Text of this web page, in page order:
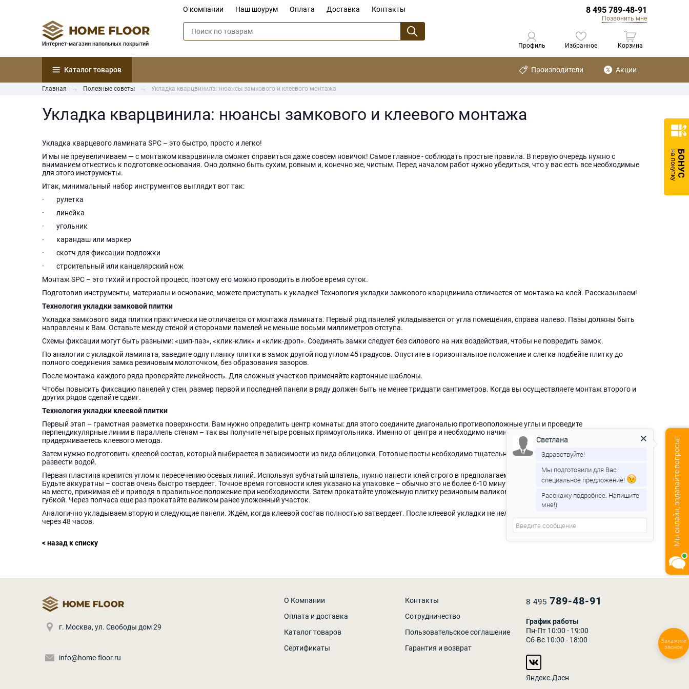
БОНУС
на покупку
О компании Наш шоурум Оплата Доставка Контакты 8 495 789-48-91
Позвонить мне
Интернет-магазин напольных покрытий Профиль Избранное Корзина
Каталог товаров Производители Акции
Главная Полезные советы Укладка кварцвинила: нюансы замкового и клеевого монтажа
Укладка кварцвинила: нюансы замкового и клеевого монтажа
Укладка кварцевого ламината SPC – это быстро, просто и легко!
И мы не преувеличиваем — с монтажом кварцвинила сможет справиться даже совсем новичок! Самое главное - соблюдать простые правила. В первую очередь нужно с
вниманием отнестись к подготовке основания. Оно должно быть сухим, ровным и, конечно же, чистым. Перед началом работ нужно убедиться, что у вас есть все необходимые
для этого инструменты.
Итак, минимальный набор инструментов выглядит вот так:
· рулетка
· линейка
· угольник
· карандаш или маркер
· скотч для фиксации подложки
· строительный или канцелярский нож
Монтаж SPC – это тихий и простой процесс, поэтому его можно проводить в любое время суток.
Подготовив инструменты, материалы и основание, можете приступать к укладке! Технология укладки замкового кварцвинила отличается от монтажа на клей. Рассказываем!
Технология укладки замковой плитки
Укладка замкового вида плитки практически не отличается от монтажа ламината. Первый ряд панелей укладывается от угла помещения, справа налево. Пазы должны быть
направлены к Вам. Оставьте между стеной и сторонами ламелей не меньше восьми миллиметров отступа.
Схемы фиксации могут быть разными: «шип-паз», «клик-клик» и «клик-дроп». Соединять замки следует без силового на них воздействия, чтобы не повредить замок.
По аналогии с укладкой ламината, заведите одну планку плитки в замок другой под углом 45 градусов. Опустите в горизонтальное положение и слегка подбейте плитку до
полного соединения замка резиновым молоточком, без образования зазоров.
После монтажа каждого ряда проверяйте линейность. Для сложных участков применяйте картонные шаблоны.
Чтобы повысить фиксацию панелей у стен, размер первой и последней панели в ряду должен быть не менее тридцати сантиметров. Когда вы осуществляете монтаж второго и
других рядов сделайте сдвиг.
Технология укладки клеевой плитки
Первый этап – грамотная разметка поверхности. Вам нужно определить центр комнаты: для этого соедините диагональю противоположные углы и проведите
перпендикулярные линии в параллель стенам – так вы получите четыре ровных прямоугольника. Именно от центра и необходимо начинать укладку кварцвинила, если вы
придерживаетесь клеевого метода.
Затем нужно подготовить клеевой состав, который выбирается в зависимости из вида облицовки. Готовые пасты необходимо тщательно перемешать, если смесь сухая –
развести водой.
Первая пластина крепится углом к пересечению осевых линий. Используя зубчатый шпатель, нужно нанести клей строго в предполагаемом участке расположения ламеля.
Будьте аккуратны – состав очень быстро твердеет. Точное время готовности клея указано на упаковке – обычно это не более 6-10 минут. Точным движением уложите пластину
на место, прижимая её и приводя в правильное положение при необходимости. Затем прокатайте уложенную плитку резиновым валиком и избавьтесь от лишнего клея влажной
губкой. Через полчаса еще раз прокатайте валиком ранее уложенный участок.
Аналогично укладываем вторую и следующие панели. Ждём, когда клеевой состав полностью затвердеет. После клеевой укладки не нельзя давать нагрузку на пол раньше, чем
через 48 часов.
< назад к списку
г. Москва, ул. Свободы дом 29
info@home-floor.ru
О Компании
Контакты
Оплата и доставка
Сотрудничество
Каталог товаров
Пользовательское соглашение
Сертификаты
Гарантия и возврат
8 495 789-48-91
График работы
Пн-Пт 10:00 - 19:00
Сб-Вс 10:00 - 18:00
Яндекс.Дзен
Закажите
звонок
Мы онлайн, задавайте вопросы!
Светлана
Здравствуйте!
Мы подготовили для Вас
специальное предложение!
Расскажу подробнее. Напишите
мне!)